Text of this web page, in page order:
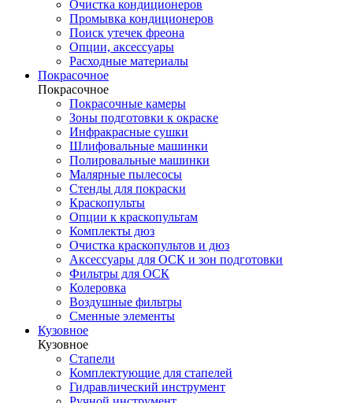
Очистка кондиционеров
Промывка кондиционеров
Поиск утечек фреона
Опции, аксессуары
Расходные материалы
Покрасочное
Покрасочное
Покрасочные камеры
Зоны подготовки к окраске
Инфракрасные сушки
Шлифовальные машинки
Полировальные машинки
Малярные пылесосы
Стенды для покраски
Краскопульты
Опции к краскопультам
Комплекты дюз
Очистка краскопультов и дюз
Аксессуары для ОСК и зон подготовки
Фильтры для ОСК
Колеровка
Воздушные фильтры
Сменные элементы
Кузовное
Кузовное
Стапели
Комплектующие для стапелей
Гидравлический инструмент